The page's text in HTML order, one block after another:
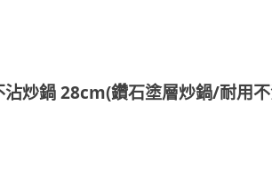
沾炒鍋 28cm(鑽石塗層炒鍋/耐用